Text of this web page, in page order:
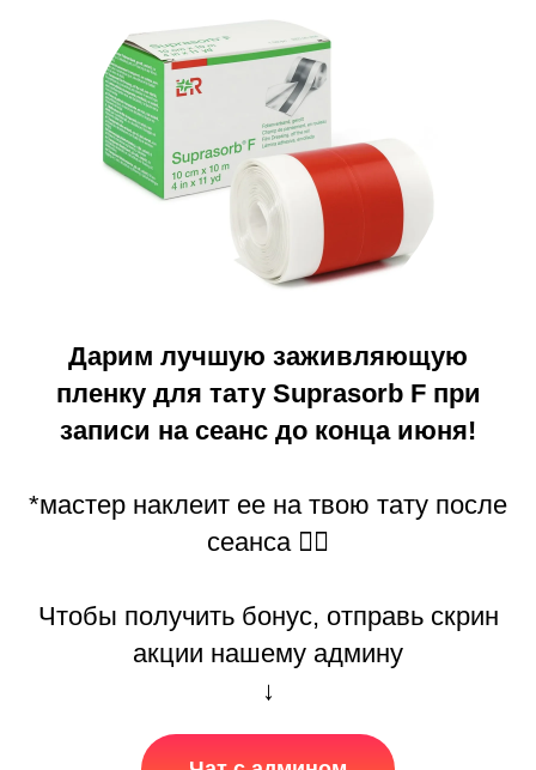
Дарим лучшую заживляющую
пленку для тату Suprasorb F при
записи на сеанс до конца июня!
*мастер наклеит ее на твою тату после
сеанса 👌🏻
Чтобы получить бонус, отправь скрин
акции нашему админу
↓